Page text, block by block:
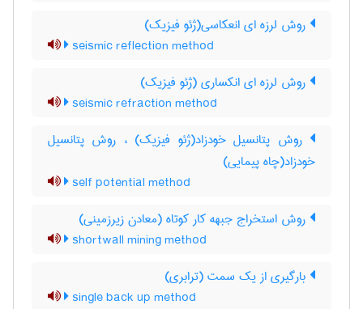
روش لرزه ای انعکاسی(ژئو فیزیک)
seismic reflection method
روش لرزه ای انکساری (ژئو فیزیک)
seismic refraction method
روش پتانسیل خودزاد(ژئو فیزیک) ، روش پتانسیل
خودزاد(چاه پیمایی)
self potential method
روش استخراج جبهه کار کوتاه (معادن زیرزمینی)
shortwall mining method
بارگیری از یک سمت (ترابری)
single back up method